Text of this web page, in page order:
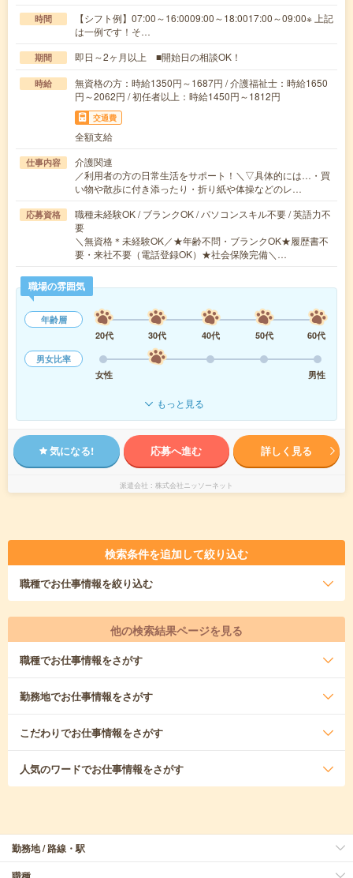
時間
【シフト例】07:00～16:0009:00～18:0017:00～09:00※ 上記
は一例です！そ…
期間 即日～2ヶ月以上 ■開始日の相談OK！
時給
無資格の方：時給1350円～1687円 / 介護福祉士：時給1650
円～2062円 / 初任者以上：時給1450円～1812円
交通費
全額支給
仕事内容
介護関連
／利用者の方の日常生活をサポート！＼▽具体的には…・買
い物や散歩に付き添ったり・折り紙や体操などのレ…
応募資格
職種未経験OK / ブランクOK / パソコンスキル不要 / 英語力不
要
＼無資格＊未経験OK／★年齢不問・ブランクOK★履歴書不
要・来社不要（電話登録OK）★社会保険完備＼…
職場の雰囲気
年齢層
20代
30代 40代 50代
60代
男女比率
女性
男性
もっと見る
気になる! 応募へ進む 詳しく見る
派遣会社 株式会社ニッソーネット
検索条件を追加して絞り込む
職種でお仕事情報を絞り込む
他の検索結果ページを見る
職種でお仕事情報をさがす
勤務地でお仕事情報をさがす
こだわりでお仕事情報をさがす
人気のワードでお仕事情報をさがす
勤務地 / 路線・駅